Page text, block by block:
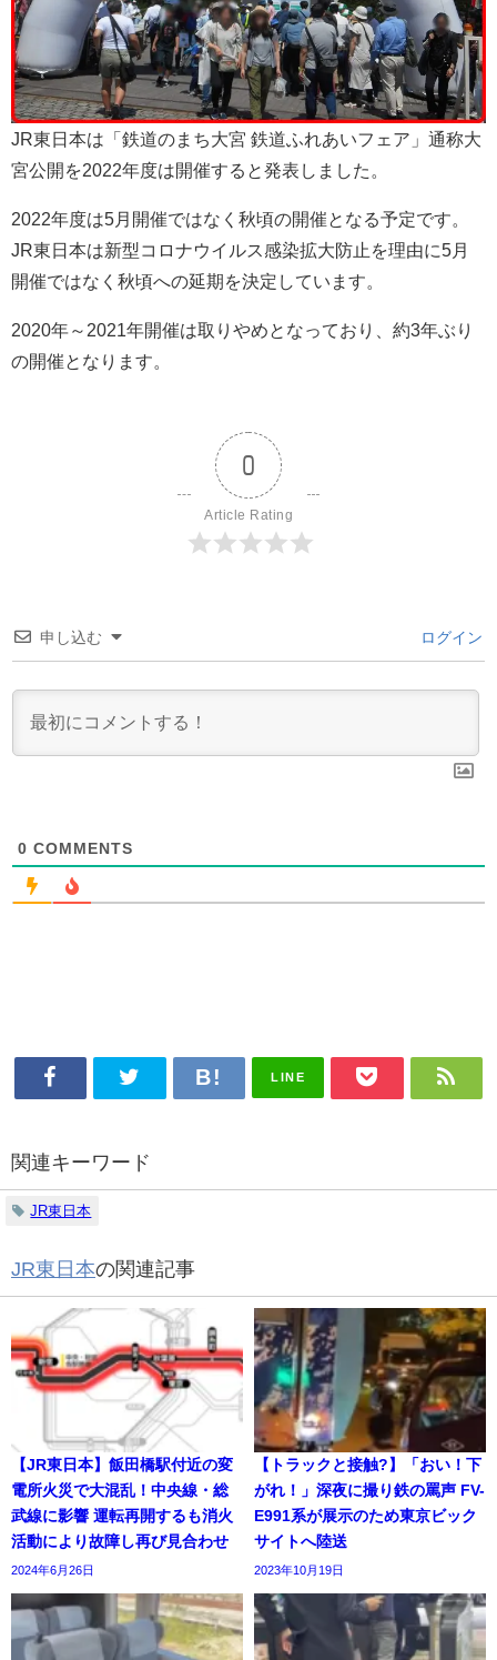
JR東日本は「鉄道のまち大宮 鉄道ふれあいフェア」通称大
宮公開を2022年度は開催すると発表しました。
2022年度は5月開催ではなく秋頃の開催となる予定です。
JR東日本は新型コロナウイルス感染拡大防止を理由に5月
開催ではなく秋頃への延期を決定しています。
2020年～2021年開催は取りやめとなっており、約3年ぶり
の開催となります。
0
Article Rating
申し込む ログイン
0 COMMENTS
LINE
関連キーワード
JR東日本
JR東日本の関連記事
【JR東日本】飯田橋駅付近の変
電所火災で大混乱！中央線・総
武線に影響 運転再開するも消火
活動により故障し再び見合わせ
2024年6月26日
【トラックと接触?】「おい！下
がれ！」深夜に撮り鉄の罵声 FV-
E991系が展示のため東京ビック
サイトへ陸送
2023年10月19日